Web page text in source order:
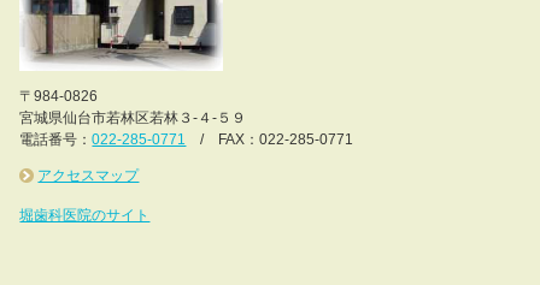
〒984-0826
宮城県仙台市若林区若林３-４-５９
電話番号：022-285-0771 / FAX：022-285-0771
アクセスマップ
堀歯科医院のサイト